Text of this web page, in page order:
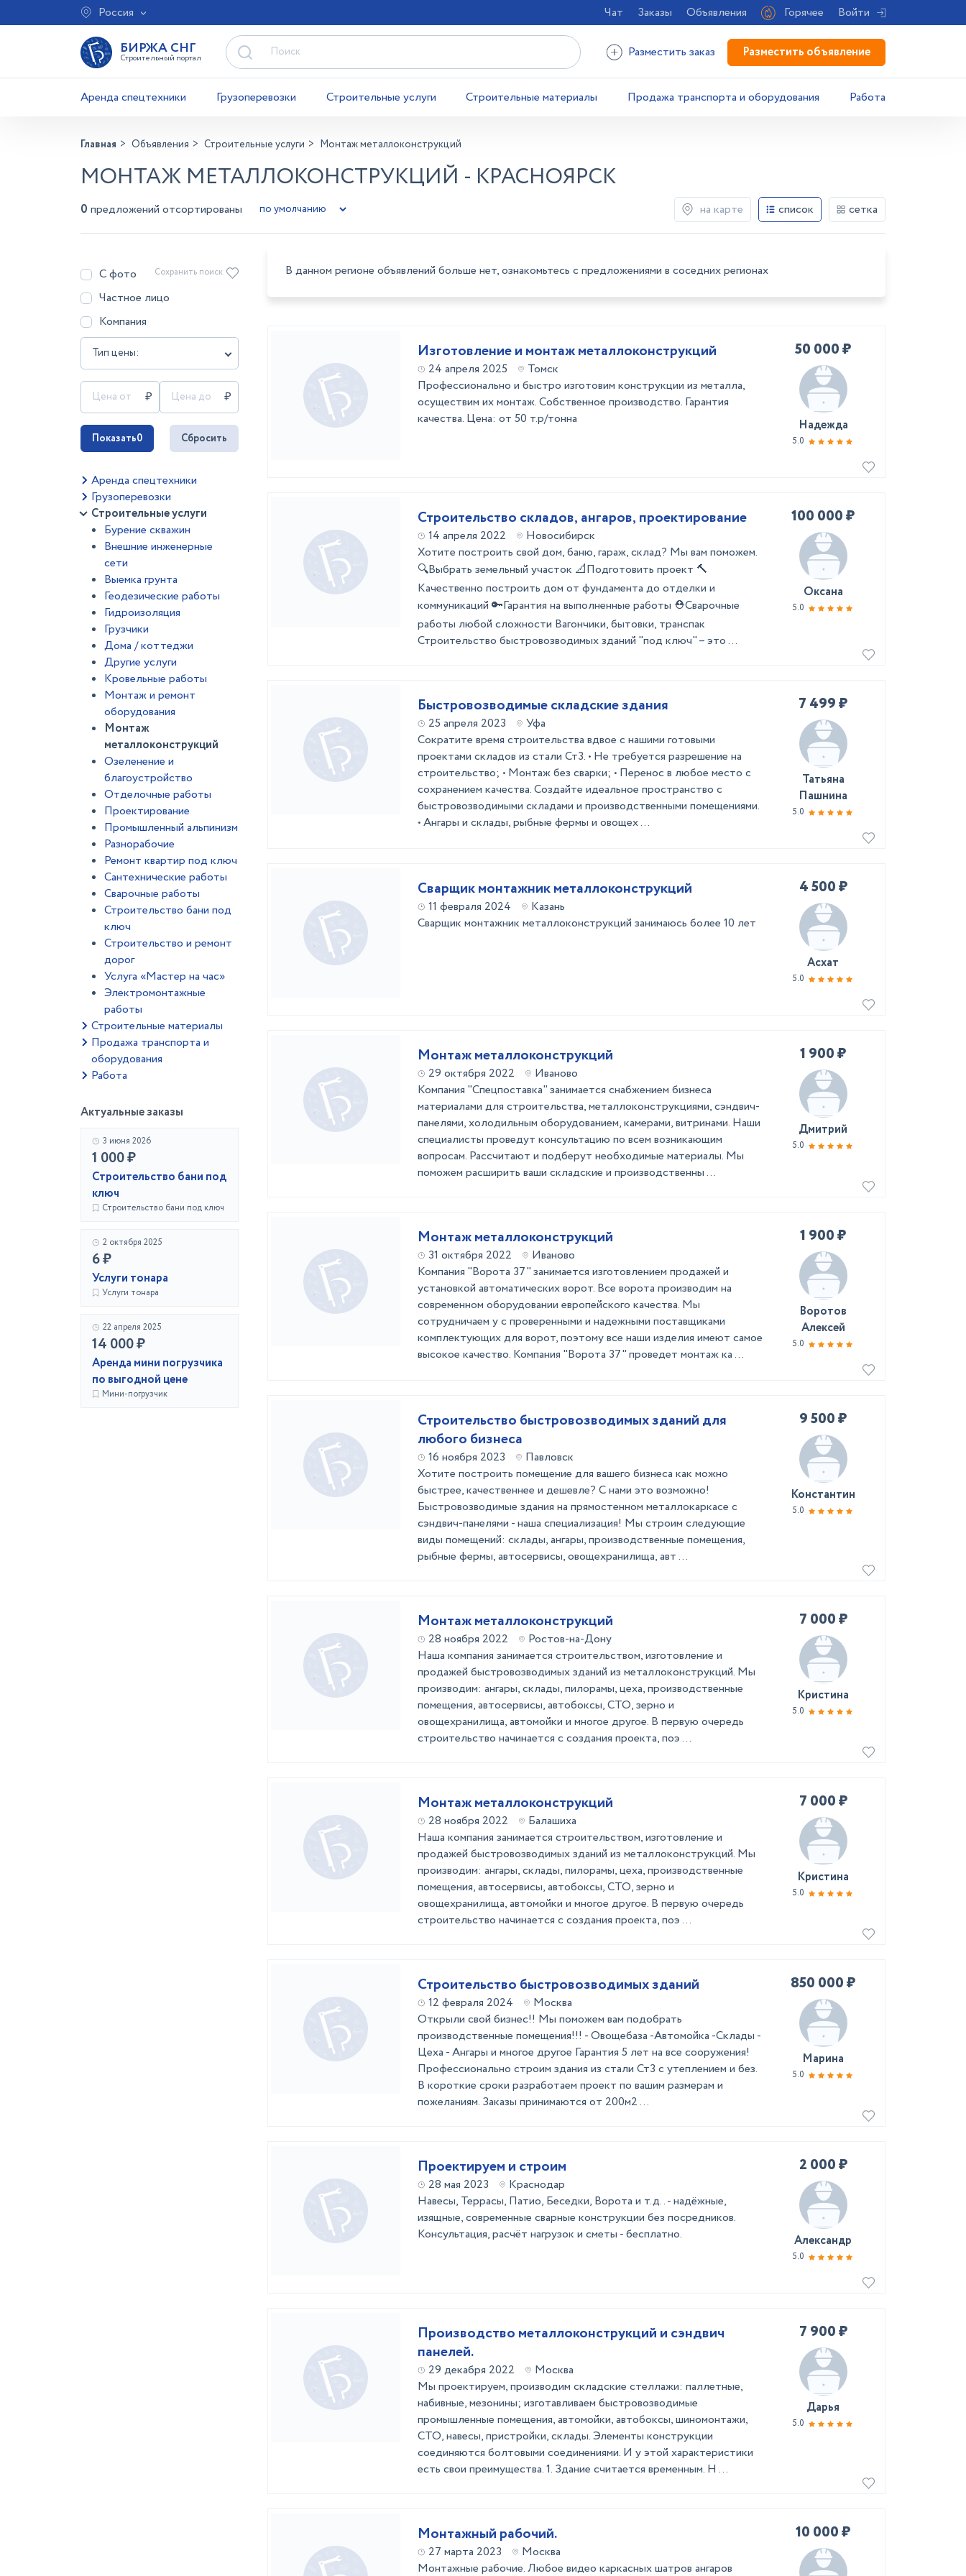
Россия Чат Заказы Объявления Горячее Войти
БИРЖА СНГ
Строительный портал Разместить заказ Разместить объявление
Аренда спецтехники Грузоперевозки Строительные услуги Строительные материалы Продажа транспорта и оборудования Работа
Главная Объявления Строительные услуги Монтаж металлоконструкций
МОНТАЖ МЕТАЛЛОКОНСТРУКЦИЙ - КРАСНОЯРСК
0 предложений отсортированы на карте список сетка
С фото
Частное лицо
Компания
Тип цены:
Сохранить поиск
Показать0 Сбросить
Аренда спецтехники
Грузоперевозки
Строительные услуги
Бурение скважин
Внешние инженерные
сети
Выемка грунта
Геодезические работы
Гидроизоляция
Грузчики
Дома / коттеджи
Другие услуги
Кровельные работы
Монтаж и ремонт
оборудования
Монтаж
металлоконструкций
Озеленение и
благоустройство
Отделочные работы
Проектирование
Промышленный альпинизм
Разнорабочие
Ремонт квартир под ключ
Сантехнические работы
Сварочные работы
Строительство бани под
ключ
Строительство и ремонт
дорог
Услуга «Мастер на час»
Электромонтажные
работы
Строительные материалы
Продажа транспорта и
оборудования
Работа
Актуальные заказы
3 июня 2026
1 000 ₽
Строительство бани под
ключ
Строительство бани под ключ
2 октября 2025
6 ₽
Услуги тонара
Услуги тонара
22 апреля 2025
14 000 ₽
Аренда мини погрузчика
по выгодной цене
Мини-погрузчик
В данном регионе объявлений больше нет, ознакомьтесь с предложениями в соседних регионах
Изготовление и монтаж металлоконструкций
24 апреля 2025
Томск
Профессионально и быстро изготовим конструкции из металла,
осуществим их монтаж. Собственное производство. Гарантия
качества. Цена: от 50 т.р/тонна
50 000 ₽
Надежда
5.0
Строительство складов, ангаров, проектирование
14 апреля 2022
Новосибирск
Хотите построить свой дом, баню, гараж, склад? Мы вам поможем.
🔍Выбрать земельный участок 📐Подготовить проект 🔨
Качественно построить дом от фундамента до отделки и
коммуникаций 🔑Гарантия на выполненные работы ⛑Сварочные
работы любой сложности Вагончики, бытовки, транспак
Строительство быстровозводимых зданий "под ключ" – это ...
100 000 ₽
Оксана
5.0
Быстровозводимые складские здания
25 апреля 2023
Уфа
Сократите время строительства вдвое с нашими готовыми
проектами складов из стали Ст3. • Не требуется разрешение на
строительство; • Монтаж без сварки; • Перенос в любое место с
сохранением качества. Создайте идеальное пространство с
быстровозводимыми складами и производственными помещениями.
• Ангары и склады, рыбные фермы и овощех ...
7 499 ₽
Татьяна
Пашнина
5.0
Сварщик монтажник металлоконструкций
11 февраля 2024
Казань
Сварщик монтажник металлоконструкций занимаюсь более 10 лет
4 500 ₽
Асхат
5.0
Монтаж металлоконструкций
29 октября 2022
Иваново
Компания "Спецпоставка" занимается снабжением бизнеса
материалами для строительства, металлоконструкциями, сэндвич-
панелями, холодильным оборудованием, камерами, витринами. Наши
специалисты проведут консультацию по всем возникающим
вопросам. Рассчитают и подберут необходимые материалы. Мы
поможем расширить ваши складские и производственны ...
1 900 ₽
Дмитрий
5.0
Монтаж металлоконструкций
31 октября 2022
Иваново
Компания "Ворота 37" занимается изготовлением продажей и
установкой автоматических ворот. Все ворота производим на
современном оборудовании европейского качества. Мы
сотрудничаем у с проверенными и надежными поставщиками
комплектующих для ворот, поэтому все наши изделия имеют самое
высокое качество. Компания "Ворота 37" проведет монтаж ка ...
1 900 ₽
Воротов
Алексей
5.0
Строительство быстровозводимых зданий для
любого бизнеса
16 ноября 2023
Павловск
Хотите построить помещение для вашего бизнеса как можно
быстрее, качественнее и дешевле? С нами это возможно!
Быстровозводимые здания на прямостенном металлокаркасе с
сэндвич-панелями - наша специализация! Мы строим следующие
виды помещений: склады, ангары, производственные помещения,
рыбные фермы, автосервисы, овощехранилища, авт ...
9 500 ₽
Константин
5.0
Монтаж металлоконструкций
28 ноября 2022
Ростов-на-Дону
Наша компания занимается строительством, изготовление и
продажей быстровозводимых зданий из металлоконструкций. Мы
производим: ангары, склады, пилорамы, цеха, производственные
помещения, автосервисы, автобоксы, СТО, зерно и
овощехранилища, автомойки и многое другое. В первую очередь
строительство начинается с создания проекта, поэ ...
7 000 ₽
Кристина
5.0
Монтаж металлоконструкций
28 ноября 2022
Балашиха
Наша компания занимается строительством, изготовление и
продажей быстровозводимых зданий из металлоконструкций. Мы
производим: ангары, склады, пилорамы, цеха, производственные
помещения, автосервисы, автобоксы, СТО, зерно и
овощехранилища, автомойки и многое другое. В первую очередь
строительство начинается с создания проекта, поэ ...
7 000 ₽
Кристина
5.0
Строительство быстровозводимых зданий
12 февраля 2024
Москва
Открыли свой бизнес!! Мы поможем вам подобрать
производственные помещения!!! - Овощебаза -Автомойка -Склады -
Цеха - Ангары и многое другое Гарантия 5 лет на все сооружения!
Профессионально строим здания из стали Ст3 с утеплением и без.
В короткие сроки разработаем проект по вашим размерам и
пожеланиям. Заказы принимаются от 200м2 ...
850 000 ₽
Марина
5.0
Проектируем и строим
28 мая 2023
Краснодар
Навесы, Террасы, Патио, Беседки, Ворота и т.д.. - надёжные,
изящные, современные сварные конструкции без посредников.
Консультация, расчёт нагрузок и сметы - бесплатно.
2 000 ₽
Александр
5.0
Производство металлоконструкций и сэндвич
панелей.
29 декабря 2022
Москва
Мы проектируем, производим складские стеллажи: паллетные,
набивные, мезонины; изготавливаем быстровозводимые
промышленные помещения, автомойки, автобоксы, шиномонтажи,
СТО, навесы, пристройки, склады. Элементы конструкции
соединяются болтовыми соединениями. И у этой характеристики
есть свои преимущества. 1. Здание считается временным. Н ...
7 900 ₽
Дарья
5.0
Монтажный рабочий.
27 марта 2023
Москва
Монтажные рабочие. Любое видео каркасных шатров ангаров
10 000 ₽